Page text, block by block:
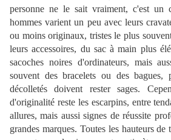
personne ne le sait vraiment, c'est un
hommes varient un peu avec leurs
ou moins originaux, tristes le plus
leurs accessoires, du sac à main plus
sacoches noires d'ordinateurs, mais
souvent des bracelets ou des
décolletés doivent rester sages.
d'originalité reste les escarpins, entre
allures, mais aussi signes de réussite
grandes marques. Toutes les hauteurs